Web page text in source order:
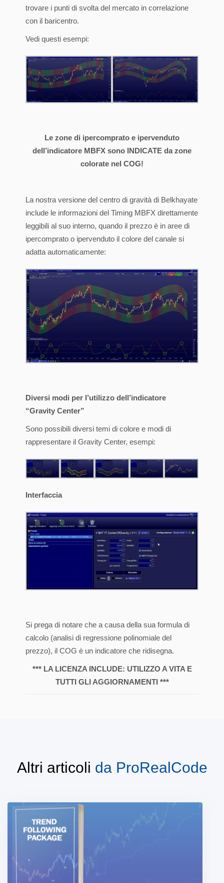
trovare i punti di svolta del mercato in correlazione
con il baricentro.
Vedi questi esempi:
Le zone di ipercomprato e ipervenduto
dell’indicatore MBFX sono INDICATE da zone
colorate nel COG!
La nostra versione del centro di gravità di Belkhayate
include le informazioni del Timing MBFX direttamente
leggibili al suo interno, quando il prezzo è in aree di
ipercomprato o ipervenduto il colore del canale si
adatta automaticamente:
Diversi modi per l’utilizzo dell’indicatore
“Gravity Center”
Sono possibili diversi temi di colore e modi di
rappresentare il Gravity Center, esempi:
Interfaccia
Si prega di notare che a causa della sua formula di
calcolo (analisi di regressione polinomiale del
prezzo), il COG è un indicatore che ridisegna.
*** LA LICENZA INCLUDE: UTILIZZO A VITA E
TUTTI GLI AGGIORNAMENTI ***
Altri articoli da ProRealCode